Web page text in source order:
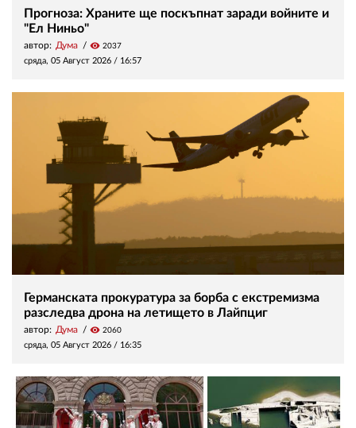
Прогноза: Храните ще поскъпнат заради войните и
"Ел Ниньо"
автор: Дума visibility 2037
сряда, 05 Август 2026 / 16:57
Германската прокуратура за борба с екстремизма
разследва дрона на летището в Лайпциг
автор: Дума visibility 2060
сряда, 05 Август 2026 / 16:35